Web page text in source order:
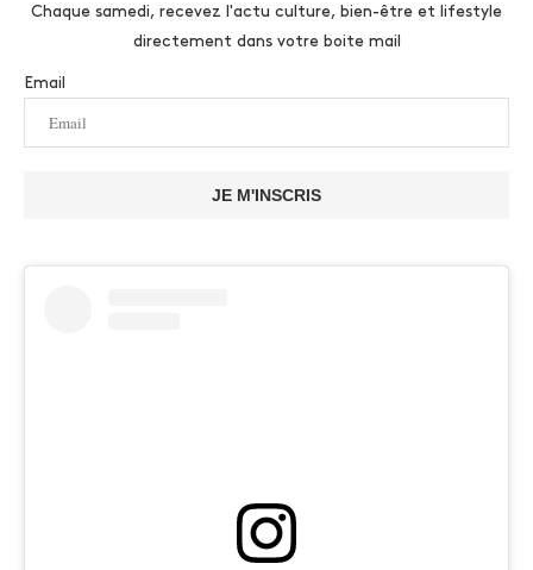
Chaque samedi, recevez l'actu culture, bien-être et lifestyle
directement dans votre boite mail
Email
JE M'INSCRIS